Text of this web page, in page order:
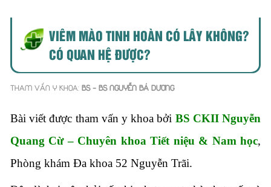
VIÊM MÀO TINH HOÀN CÓ LÂY KHÔNG?
CÓ QUAN HỆ ĐƯỢC?
THAM VẤN Y KHOA: BS - BS NGUYỄN BÁ DƯƠNG
Bài viết được tham vấn y khoa bởi BS CKII Nguyễn
Quang Cừ – Chuyên khoa Tiết niệu & Nam học,
Phòng khám Đa khoa 52 Nguyễn Trãi.